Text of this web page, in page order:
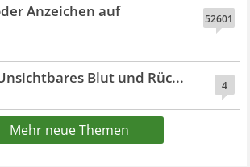
52601
Anzeichen auf
4
Blut und Rüc...
Mehr neue Themen